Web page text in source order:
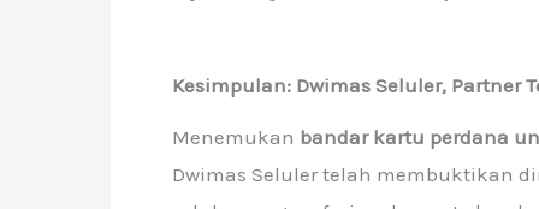
Kesimpulan: Dwimas Seluler, Partner
Menemukan bandar kartu perdana
Dwimas Seluler telah membuktikan